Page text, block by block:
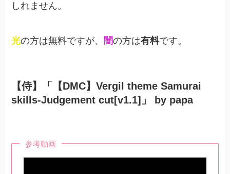
しれません。
光の方は無料ですが、 闇の方は有料です。
【侍】「【DMC】Vergil theme Samurai
skills-Judgement cut[v1.1]」 by papa
参考動画